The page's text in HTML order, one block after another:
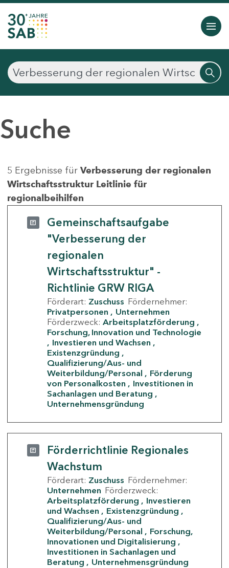
Suche
5 Ergebnisse für Verbesserung der regionalen
Wirtschaftsstruktur Leitlinie für
regionalbeihilfen
Gemeinschaftsaufgabe
"Verbesserung der
regionalen
Wirtschaftsstruktur" -
Richtlinie GRW RIGA
Förderart: Zuschuss Fördernehmer:
Privatpersonen
Unternehmen
Förderzweck: Arbeitsplatzförderung
Forschung, Innovation und Technologie
Investieren und Wachsen
Existenzgründung
Qualifizierung/Aus- und
Weiterbildung/Personal
Förderung
von Personalkosten
Investitionen in
Sachanlagen und Beratung
Unternehmensgründung
Förderrichtlinie Regionales
Wachstum
Förderart: Zuschuss Fördernehmer:
Unternehmen Förderzweck:
Arbeitsplatzförderung
Investieren
und Wachsen
Existenzgründung
Qualifizierung/Aus- und
Weiterbildung/Personal
Forschung,
Innovationen und Digitalisierung
Investitionen in Sachanlagen und
Beratung
Unternehmensgründung